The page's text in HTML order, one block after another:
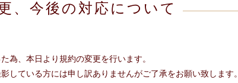
、今後の対応について
為、本日より規約の変更を行います。
している方には申し訳ありませんがご了承をお願い致します。